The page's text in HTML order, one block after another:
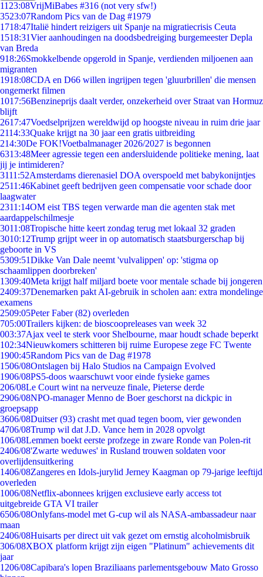
11 23:08VrijMiBabes #316 (not very sfw!)
3523:07Random Pics van de Dag #1979
1718:47Italië hindert reizigers uit Spanje na migratiecrisis Ceuta
1518:31Vier aanhoudingen na doodsbedreiging burgemeester Depla
van Breda
918:26Smokkelbende opgerold in Spanje, verdienden miljoenen aan
migranten
1918:08CDA en D66 willen ingrijpen tegen 'gluurbrillen' die mensen
ongemerkt filmen
1017:56Benzineprijs daalt verder, onzekerheid over Straat van Hormuz
blijft
2617:47Voedselprijzen wereldwijd op hoogste niveau in ruim drie jaar
2114:33Quake krijgt na 30 jaar een gratis uitbreiding
214:30De FOK!Voetbalmanager 2026/2027 is begonnen
6313:48Meer agressie tegen een andersluidende politieke mening, laat
jij je intimideren?
3111:52Amsterdams dierenasiel DOA overspoeld met babykonijntjes
2511:46Kabinet geeft bedrijven geen compensatie voor schade door
laagwater
2311:14OM eist TBS tegen verwarde man die agenten stak met
aardappelschilmesje
3011:08Tropische hitte keert zondag terug met lokaal 32 graden
3010:12Trump grijpt weer in op automatisch staatsburgerschap bij
geboorte in VS
5309:51Dikke Van Dale neemt 'vulvalippen' op: 'stigma op
schaamlippen doorbreken'
1309:40Meta krijgt half miljard boete voor mentale schade bij jongeren
2409:37Denemarken pakt AI-gebruik in scholen aan: extra mondelinge
examens
2509:05Peter Faber (82) overleden
705:00Trailers kijken: de bioscoopreleases van week 32
003:37Ajax veel te sterk voor Shelbourne, maar houdt schade beperkt
102:34Nieuwkomers schitteren bij ruime Europese zege FC Twente
1900:45Random Pics van de Dag #1978
1506/08Ontslagen bij Halo Studios na Campaign Evolved
1906/08PS5-doos waarschuwt voor einde fysieke games
206/08Le Court wint na nerveuze finale, Pieterse derde
2906/08NPO-manager Menno de Boer geschorst na dickpic in
groepsapp
3606/08Duitser (93) crasht met quad tegen boom, vier gewonden
4706/08Trump wil dat J.D. Vance hem in 2028 opvolgt
106/08Lemmen boekt eerste profzege in zware Ronde van Polen-rit
2406/08'Zwarte weduwes' in Rusland trouwen soldaten voor
overlijdensuitkering
1406/08Zangeres en Idols-jurylid Jerney Kaagman op 79-jarige leeftijd
overleden
1006/08Netflix-abonnees krijgen exclusieve early access tot
uitgebreide GTA VI trailer
6506/08Onlyfans-model met G-cup wil als NASA-ambassadeur naar
maan
2406/08Huisarts per direct uit vak gezet om ernstig alcoholmisbruik
306/08XBOX platform krijgt zijn eigen "Platinum" achievements dit
jaar
1206/08Capibara's lopen Braziliaans parlementsgebouw Mato Grosso